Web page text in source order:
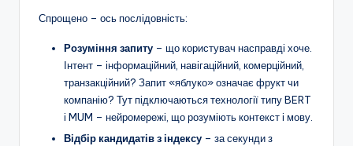
Спрощено – ось послідовність:
Розуміння запиту – що користувач насправді хоче.
Інтент – інформаційний, навігаційний, комерційний,
транзакційний? Запит «яблуко» означає фрукт чи
компанію? Тут підключаються технології типу BERT
і MUM – нейромережі, що розуміють контекст і мову.
Відбір кандидатів з індексу – за секунди з